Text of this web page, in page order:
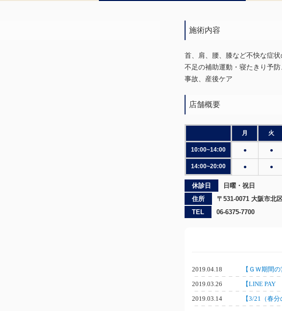
施術内容
首、肩、腰、膝など不快な症
不足の補助運動・寝たきり予
事故、産後ケア
店舗概要
月 火
10:00~14:00 ● ●
14:00~20:00 ● ●
休診日
日曜・祝日
住所
〒531-0071 大阪市北
TEL
06-6375-7700
2019.04.18
【ＧＷ期間
2019.03.26
【LINE
2019.03.14
【3/21（春